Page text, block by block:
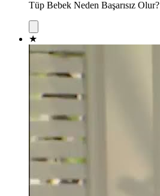
Tüp Bebek Neden Başarısız Olur?
★